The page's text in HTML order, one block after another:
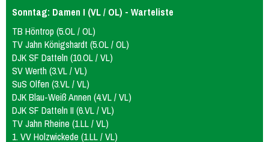
Sonntag: Damen I (VL / OL) - Warteliste
TB Höntrop (5.OL / OL)
TV Jahn Königshardt (5.OL / OL)
DJK SF Datteln (10.OL / VL)
SV Werth (3.VL / VL)
SuS Olfen (3.VL / VL)
DJK Blau-Weiß Annen (4.VL / VL)
DJK SF Datteln II (6.VL / VL)
TV Jahn Rheine (1.LL / VL)
1. VV Holzwickede (1.LL / VL)